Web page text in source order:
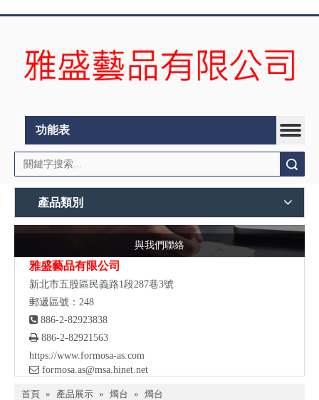
功能表
產品類別
與我們聯絡
雅盛藝品有限公司
新北市五股區民義路1段287巷3號
郵遞區號：248
 886-2-82923838
 886-2-82921563
https://www.formosa-as.com
 formosa.as@msa.hinet.net
首頁 » 產品展示 » 燭台 » 燭台